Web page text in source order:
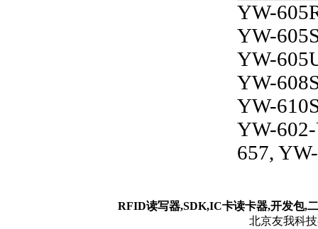
YW-
YW-
YW-
YW-
YW-
YW-
657,
RFID读写器,SDK,IC卡读卡器,开发包,
北京友我科